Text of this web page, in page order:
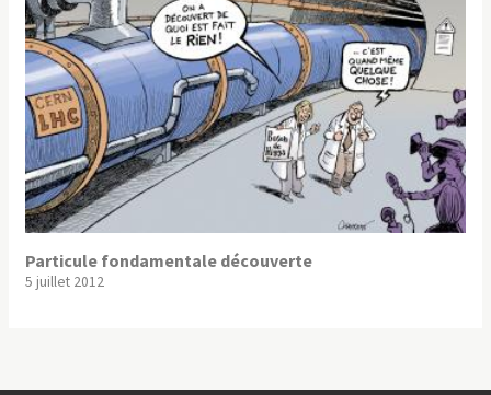
Particule fondamentale découverte
5 juillet 2012